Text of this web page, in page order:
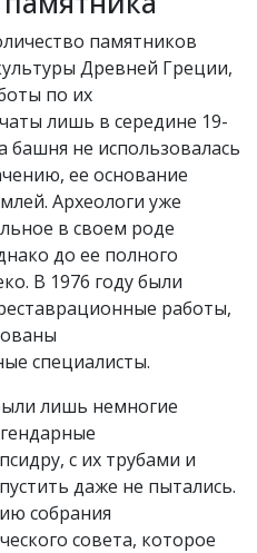
памятников
Древней Греции,
по их
лишь в середине 19-
башня не использовалась
ее основание
Археологи уже
в своем роде
до ее полного
В 1976 году были
работы,
специалисты.
лишь немногие
с их трубами и
даже не пытались.
собрания
совета, которое